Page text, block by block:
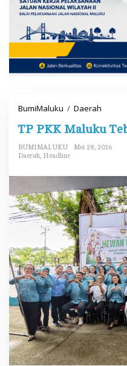
BumiMaluku / Daerah
P
K
l
u
k
u
T
e
b
a
r
B
e
r
k
a
h
Q
u
r
b
a
TP PKK Maluku
BUMIMALUKU
Mei 28, 2026
Daerah, Headline